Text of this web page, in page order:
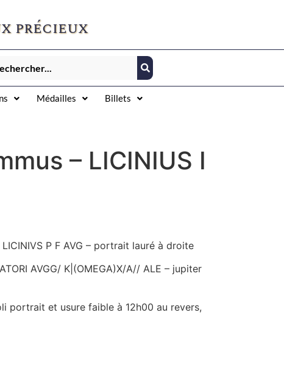
précieux
Médailles
Billets
– LICINIUS I
P F AVG – portrait lauré à droite
AVGG/ K|(OMEGA)X/A// ALE – jupiter
portrait et usure faible à 12h00 au revers,